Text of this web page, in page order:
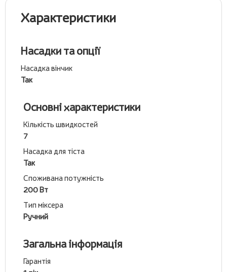
Характеристики
Насадки та опції
Насадка вінчик
Так
Основні характеристики
Кількість швидкостей
7
Насадка для тіста
Так
Споживана потужність
200 Вт
Тип міксера
Ручний
Загальна інформація
Гарантія